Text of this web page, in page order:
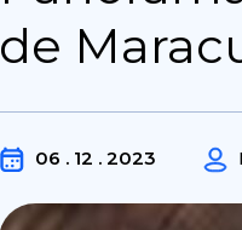
de
06 . 12 . 2023